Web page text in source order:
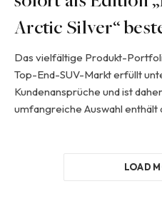
Arctic Silver“
Das vielfältige Produkt-
Top-End-SUV-Markt erfüllt
Kundenansprüche und ist
umfangreiche Auswahl enthält
LOAD